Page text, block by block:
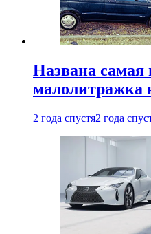
Названа самая
малолитражка
2 года спустя2 года